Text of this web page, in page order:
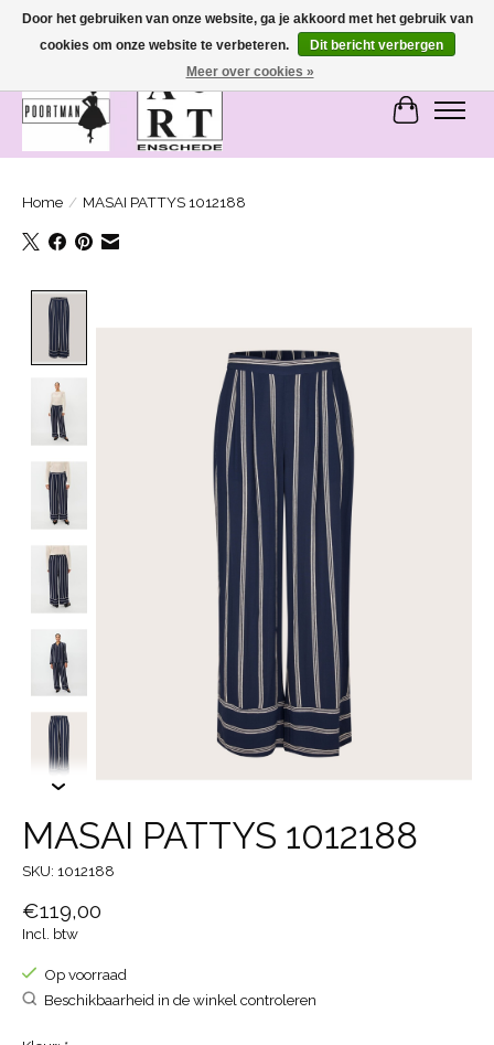
SASHIONABLE - damesmode in Bemmel en Enschede
Home / MASAI PATTYS 1012188
MASAI PATTYS 1012188
SKU: 1012188
€119,00
Incl. btw
Op voorraad
Beschikbaarheid in de winkel controleren
Door het gebruiken van onze website, ga je akkoord met het gebruik van
cookies om onze website te verbeteren.
Dit bericht verbergen
Meer over cookies »